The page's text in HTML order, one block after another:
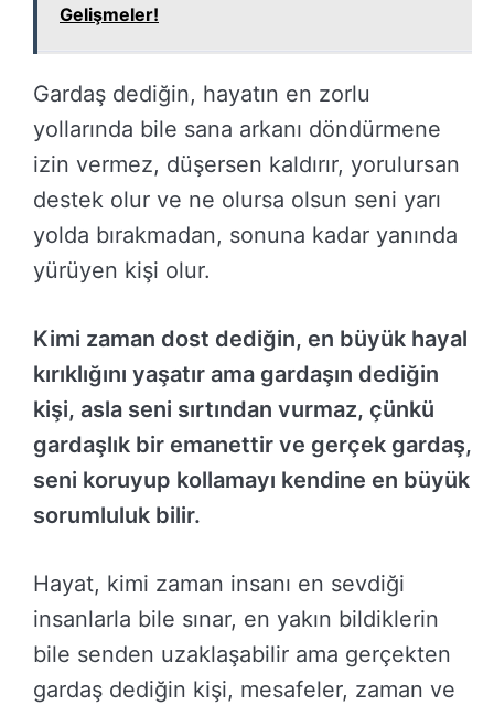
Gelişmeler!
Gardaş dediğin, hayatın en zorlu
yollarında bile sana arkanı döndürmene
izin vermez, düşersen kaldırır, yorulursan
destek olur ve ne olursa olsun seni yarı
yolda bırakmadan, sonuna kadar yanında
yürüyen kişi olur.
Kimi zaman dost dediğin, en büyük hayal
kırıklığını yaşatır ama gardaşın dediğin
kişi, asla seni sırtından vurmaz, çünkü
gardaşlık bir emanettir ve gerçek gardaş,
seni koruyup kollamayı kendine en büyük
sorumluluk bilir.
Hayat, kimi zaman insanı en sevdiği
insanlarla bile sınar, en yakın bildiklerin
bile senden uzaklaşabilir ama gerçekten
gardaş dediğin kişi, mesafeler, zaman ve